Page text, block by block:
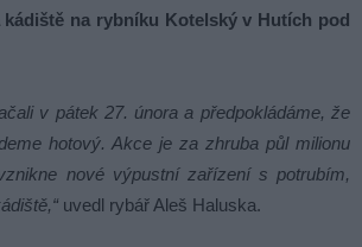
na rybníku Kotelský v Hutích pod
v pátek 27. února a předpokládáme, že
hotový. Akce je za zhruba půl milionu
nové výpustní zařízení s potrubím,
uvedl rybář Aleš Haluska.